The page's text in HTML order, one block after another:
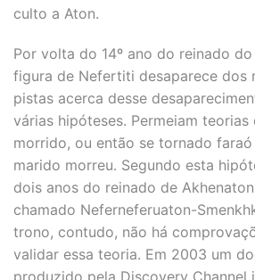
culto a Aton.
Por volta do 14º ano do reinado
figura de Nefertiti desaparece dos
pistas acerca desse
várias hipóteses. Permeiam teorias
morrido, ou então se tornado
marido morreu. Segundo esta
dois anos do reinado de
chamado Neferneferuaton-
trono, contudo, não há
validar essa teoria. Em 2003 um